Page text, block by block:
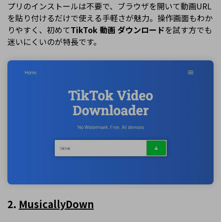
プリのインストールは不要で、ブラウザを開いて動画URL
を貼り付けるだけで使える手軽さが魅力。操作画面もわか
りやすく、初めてTikTok 動画 ダウンロードを試す方でも
迷いにくいのが特長です。
2. MusicallyDown